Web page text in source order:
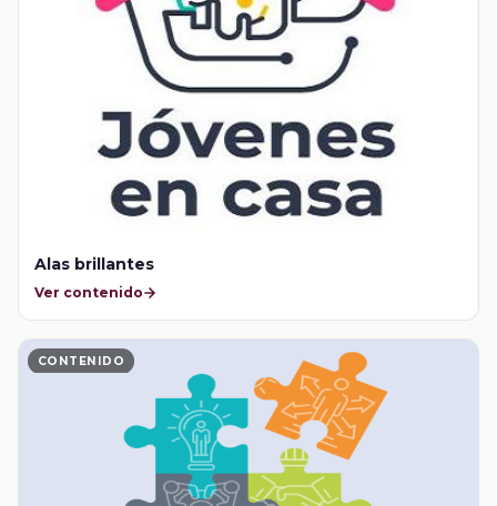
Alas brillantes
Ver contenido
CONTENIDO